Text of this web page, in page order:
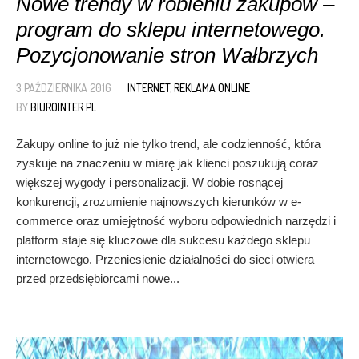
program do sklepu internetowego.
Pozycjonowanie stron Wałbrzych
3 PAŹDZIERNIKA 2016 INTERNET,REKLAMA ONLINE
BYBIUROINTER.PL
Zakupy online to już nie tylko trend, ale codzienność, która
zyskuje na znaczeniu w miarę jak klienci poszukują coraz
większej wygody i personalizacji. W dobie rosnącej
konkurencji, zrozumienie najnowszych kierunków w e-
commerce oraz umiejętność wyboru odpowiednich narzędzi i
platform staje się kluczowe dla sukcesu każdego sklepu
internetowego. Przeniesienie działalności do sieci otwiera
przed przedsiębiorcami nowe...